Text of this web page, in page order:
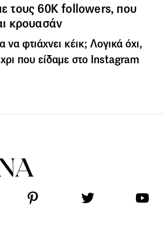
τους 60K followers, που
κρουασάν
να φτιάχνει κέικ; Λογικά όχι,
που είδαμε στο Instagram